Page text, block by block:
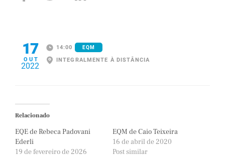
17
OUT
2022
14:00 EQM
INTEGRALMENTE À DISTÂNCIA
Relacionado
EQE de Rebeca Padovani
Ederli
19 de fevereiro de 2026
EQM de Caio Teixeira
16 de abril de 2020
Post similar